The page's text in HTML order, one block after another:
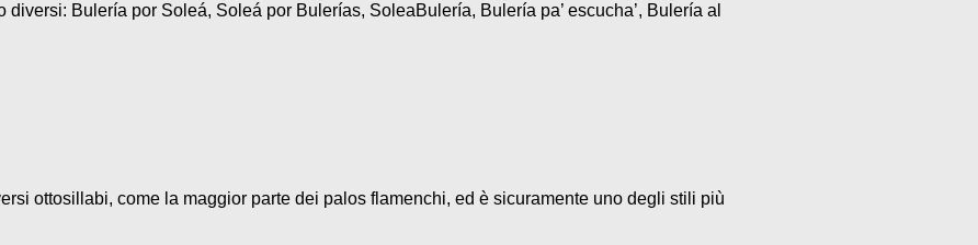
Bulería por Soleá, Soleá por Bulerías, SoleaBulería, Bulería pa’ escucha’, Bulería al
ottosillabi, come la maggior parte dei palos flamenchi, ed è sicuramente uno degli stili più